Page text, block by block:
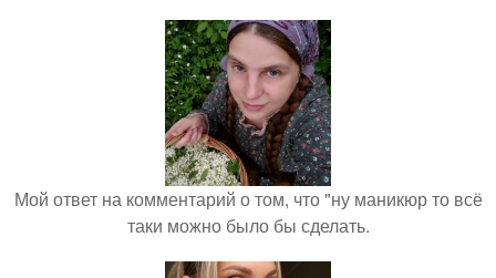
Мой ответ на комментарий о том, что "ну маникюр то всё
таки можно было бы сделать.